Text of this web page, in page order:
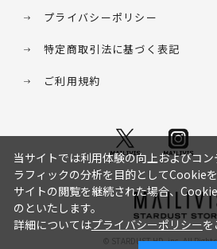
プライバシーポリシー
特定商取引法に基づく表記
ご利用規約
© STARDUST HD. inc. All Rights
当サイトでは利用体験の向上およびコ
ラフィックの分析を目的としてCookieを
サイトの閲覧を継続された場合、
のといたします。
詳細についてはプライバシーポリシーを